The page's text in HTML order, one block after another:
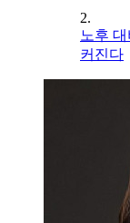
2.
노후
커진다